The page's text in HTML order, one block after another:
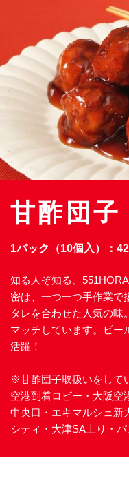
甘酢団子
1パック（10個入）：
知る人ぞ知る、
密は、一つ一つ手作業で
タレを合わせた人気の味
マッチしています。ビー
活躍！
※甘酢団子取扱いをして
空港到着ロビー・大阪空
中央口・エキマルシェ新
シティ・大津SA上り・